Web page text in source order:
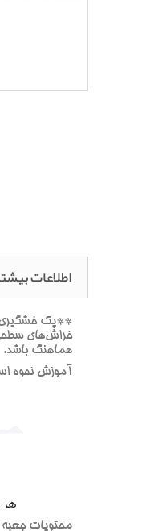
اطلاعات
خراش‌هاي سطحي
هماهنگ باشد.
آموزش نحوه
محتويات جعبه